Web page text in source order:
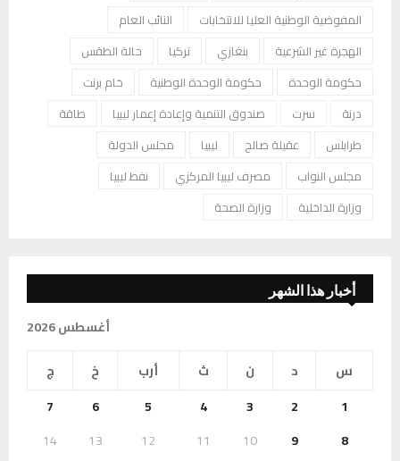
المفوضية الوطنية العليا للانتخابات
النائب العام
الهجرة غير الشرعية
بنغازي تركيا
حالة الطقس
حكومة الوحدة
حكومة الوحدة الوطنية
خام برنت
درنة
سرت صندوق التنمية وإعادة إعمار ليبيا
طاقة
طرابلس
عقيلة صالح ليبيا
مجلس الدولة
مجلس النواب
مصرف ليبيا المركزي
نفط ليبيا
وزارة الداخلية
وزارة الصحة
أخبار هذا الشهر
أغسطس 2026
س
د ن ث أرب خ
ج
1
2
3
4
5
6
7
8
9
10
11
12
13
14